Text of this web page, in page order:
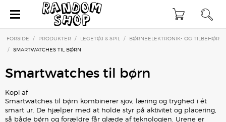
×
FORSIDE / PRODUKTER / LEGETØJ & SPIL /
BØRNEELEKTRONIK- OG TILBEHØR
/
SMARTWATCHES TIL BØRN
Smartwatches til børn
Kopi af
Smartwatches til børn kombinerer sjov, læring og tryghed i ét
smart ur. De hjælper med at holde styr på aktivitet og placering,
så både børn og forældre får glæde af teknologien. Urene er